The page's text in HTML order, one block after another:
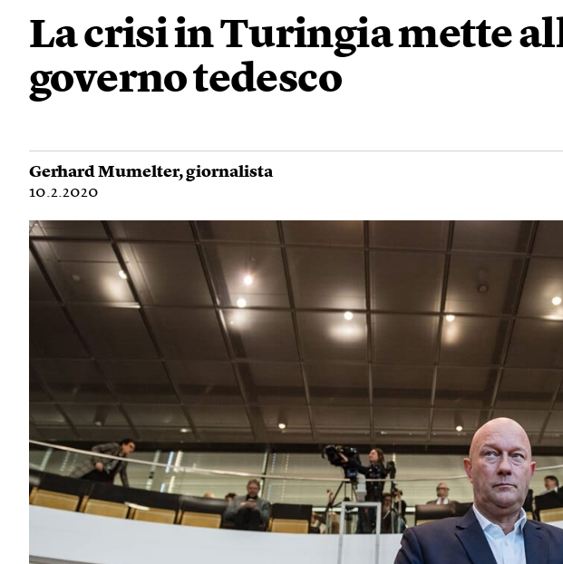
La crisi in Turingia mette
governo tedesco
Gerhard Mumelter, giornalista
10.2.2020